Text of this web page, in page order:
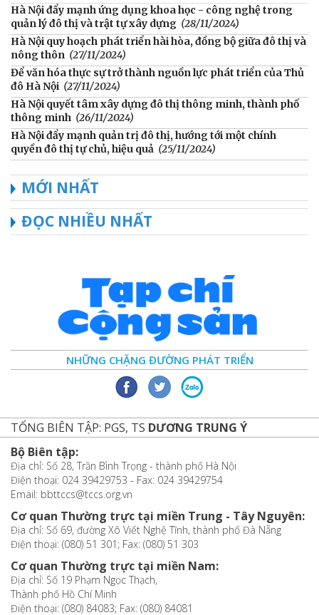
Hà Nội đẩy mạnh ứng dụng khoa học - công nghệ trong
quản lý đô thị và trật tự xây dựng (28/11/2024)
Hà Nội quy hoạch phát triển hài hòa, đồng bộ giữa đô thị và
nông thôn (27/11/2024)
Để văn hóa thực sự trở thành nguồn lực phát triển của Thủ
đô Hà Nội (27/11/2024)
Hà Nội quyết tâm xây dựng đô thị thông minh, thành phố
thông minh (26/11/2024)
Hà Nội đẩy mạnh quản trị đô thị, hướng tới một chính
quyền đô thị tự chủ, hiệu quả (25/11/2024)
MỚI NHẤT
ĐỌC NHIỀU NHẤT
NHỮNG CHẶNG ĐƯỜNG PHÁT TRIỂN
TỔNG BIÊN TẬP: PGS, TS DƯƠNG TRUNG Ý
Bộ Biên tập:
Địa chỉ: Số 28, Trần Bình Trọng - thành phố Hà Nội
Điện thoại: 024 39429753 - Fax: 024 39429754
Email: bbttccs@tccs.org.vn
Cơ quan Thường trực tại miền Trung - Tây Nguyên:
Địa chỉ: Số 69, đường Xô Viết Nghệ Tĩnh, thành phố Đà Nẵng
Điện thoại: (080) 51 301; Fax: (080) 51 303
Cơ quan Thường trực tại miền Nam:
Địa chỉ: Số 19 Phạm Ngọc Thạch,
Thành phố Hồ Chí Minh
Điện thoại: (080) 84083; Fax: (080) 84081